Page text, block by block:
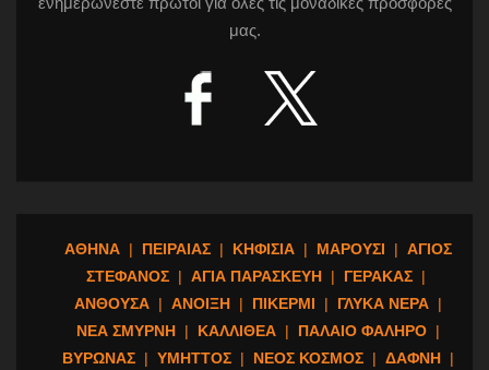
μας.
ΑΘΗΝΑ | ΠΕΙΡΑΙΑΣ | ΚΗΦΙΣΙΑ | ΜΑΡΟΥΣΙ | ΑΓΙΟΣ
ΣΤΕΦΑΝΟΣ | ΑΓΙΑ ΠΑΡΑΣΚΕΥΗ | ΓΕΡΑΚΑΣ |
ΑΝΘΟΥΣΑ | ΑΝΟΙΞΗ | ΠΙΚΕΡΜΙ | ΓΛΥΚΑ ΝΕΡΑ |
ΝΕΑ ΣΜΥΡΝΗ | ΚΑΛΛΙΘΕΑ | ΠΑΛΑΙΟ ΦΑΛΗΡΟ |
ΒΥΡΩΝΑΣ | ΥΜΗΤΤΟΣ | ΝΕΟΣ ΚΟΣΜΟΣ | ΔΑΦΝΗ |